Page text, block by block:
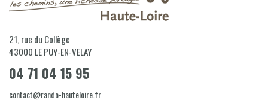
21, rue du Collège
43000 LE PUY-EN-VELAY
04 71 04 15 95
contact@rando-hauteloire.fr